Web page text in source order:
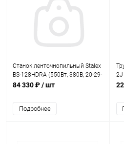
Станок ленточнопильный Stalex
BS-128HDRA (550Вт, 380В, 20-29-
м/мин, лента 12,5х0.6х1638мм)
84 330 ₽/ шт
Подробнее
2J